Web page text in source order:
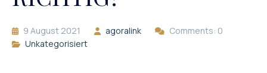
9 August 2021 agoralink
Comments: 0
Unkategorisiert